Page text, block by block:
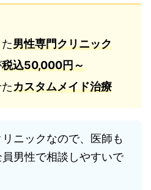
男性専門クリニック
税込50,000円～
カスタムメイド治療
ニックなので、医師も
員男性で相談しやすいで